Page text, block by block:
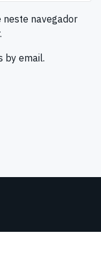
neste navegador
by email.